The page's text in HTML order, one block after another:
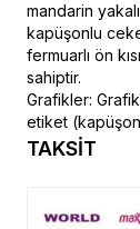
mandarin
kapüşonlu
fermuarlı ön
sahiptir.
Grafikler:
etiket
TAKSİT